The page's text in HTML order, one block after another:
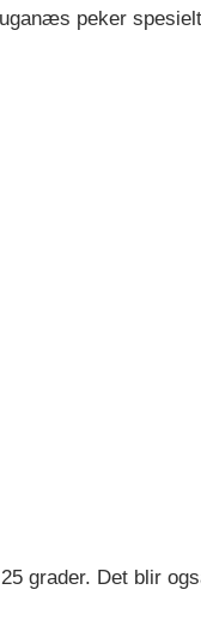
peker
grader. Det blir